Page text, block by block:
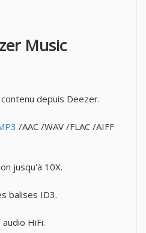
Music
depuis Deezer.
/AAC /WAV /FLAC /AIFF
jusqu'à 10X.
balises ID3.
HiFi.